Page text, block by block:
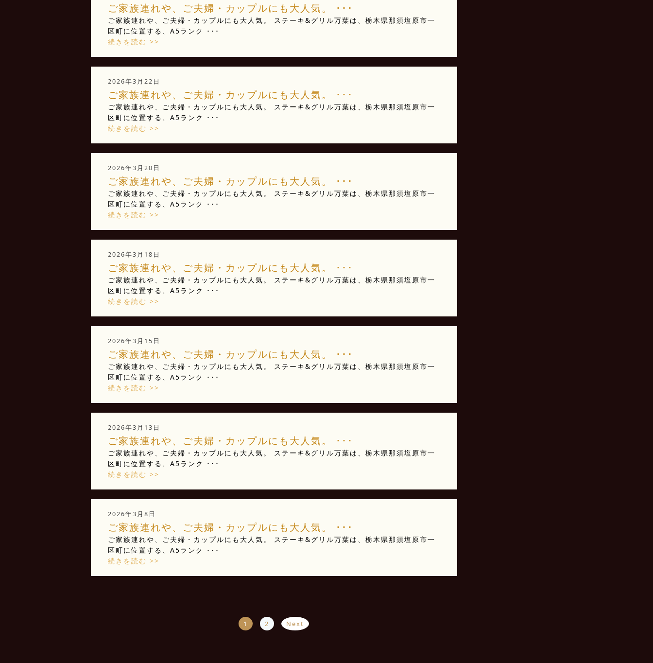
ご家族連れや、ご夫婦・カップルにも大人気。 ･･･
ご家族連れや、ご夫婦・カップルにも大人気。 ステーキ&グリル万葉は、栃木県那須塩原市一
区町に位置する、A5ランク ･･･
続きを読む >>
2026年3月22日
ご家族連れや、ご夫婦・カップルにも大人気。 ･･･
ご家族連れや、ご夫婦・カップルにも大人気。 ステーキ&グリル万葉は、栃木県那須塩原市一
区町に位置する、A5ランク ･･･
続きを読む >>
2026年3月20日
ご家族連れや、ご夫婦・カップルにも大人気。 ･･･
ご家族連れや、ご夫婦・カップルにも大人気。 ステーキ&グリル万葉は、栃木県那須塩原市一
区町に位置する、A5ランク ･･･
続きを読む >>
2026年3月18日
ご家族連れや、ご夫婦・カップルにも大人気。 ･･･
ご家族連れや、ご夫婦・カップルにも大人気。 ステーキ&グリル万葉は、栃木県那須塩原市一
区町に位置する、A5ランク ･･･
続きを読む >>
2026年3月15日
ご家族連れや、ご夫婦・カップルにも大人気。 ･･･
ご家族連れや、ご夫婦・カップルにも大人気。 ステーキ&グリル万葉は、栃木県那須塩原市一
区町に位置する、A5ランク ･･･
続きを読む >>
2026年3月13日
ご家族連れや、ご夫婦・カップルにも大人気。 ･･･
ご家族連れや、ご夫婦・カップルにも大人気。 ステーキ&グリル万葉は、栃木県那須塩原市一
区町に位置する、A5ランク ･･･
続きを読む >>
2026年3月8日
ご家族連れや、ご夫婦・カップルにも大人気。 ･･･
ご家族連れや、ご夫婦・カップルにも大人気。 ステーキ&グリル万葉は、栃木県那須塩原市一
区町に位置する、A5ランク ･･･
続きを読む >>
1 2 Next